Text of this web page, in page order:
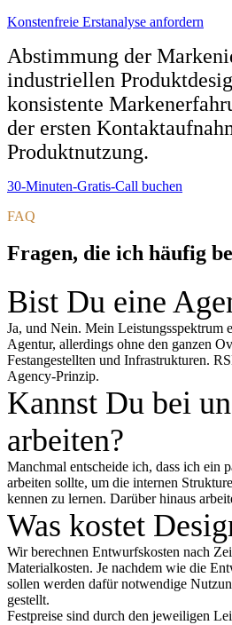
Konstenfreie Erstanalyse anfordern
Abstimmung der
industriellen
konsistente
der ersten
Produktnutzung.
30-Minuten-Gratis-Call buchen
FAQ
Fragen, die ich häufig
Bist Du eine
Ja, und Nein. Mein Leistungsspektrum
Agentur, allerdings ohne den ganzen
Festangestellten und Infrastrukturen.
Agency-Prinzip.
Kannst Du bei
arbeiten?
Manchmal entscheide ich, dass ich ein
arbeiten sollte, um die internen
kennen zu lernen. Darüber hinaus
Was kostet
Wir berechnen Entwurfskosten nach
Materialkosten. Je nachdem wie die
sollen werden dafür notwendige
gestellt.
Festpreise sind durch den jeweiligen